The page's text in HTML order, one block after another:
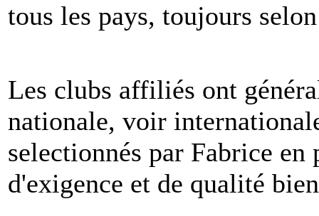
tous les pays, toujours
Les clubs affiliés ont
nationale, voir
selectionnés par Fabrice en
d'exigence et de qualité